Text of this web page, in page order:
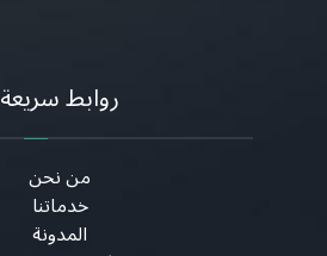
روابط سريعة
من نحن
خدماتنا
المدونة